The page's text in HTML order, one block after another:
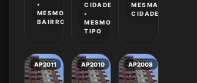
•
MESMO
BAIRRO
CIDADE
•
MESMO
TIPO
MESMA
CIDADE
AP2011 AP2010 AP2008